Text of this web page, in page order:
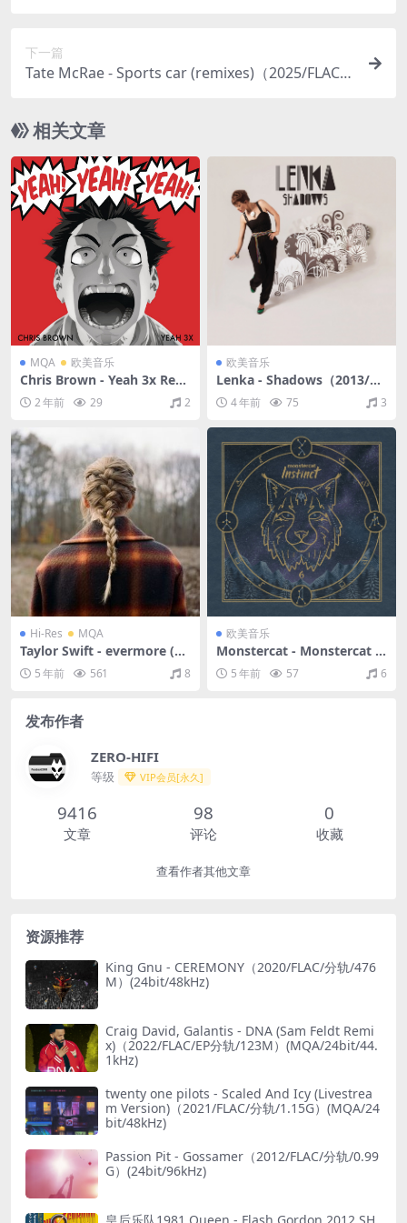
下一篇
Tate McRae - Sports car (remixes)（2025/FLAC/E
相关文章
MQA 欧美音乐
Chris Brown - Yeah 3x Rem
ixes（2011/FLAC/分轨/462
M）(MQA/16bit/44.1kHz)
2 年前 29 2
欧美音乐
Lenka - Shadows（2013/FL
AC/分轨/234M）
4 年前 75 3
Hi-Res MQA
Taylor Swift - evermore (de
luxe version)（2020/FLAC/
分轨/763M）(MQA/24bit/4
5 年前 561 8
欧美音乐
Monstercat - Monstercat I
nstinct Vol. 6（2020/FLAC/
分轨/943M）
5 年前 57 6
发布作者
ZERO-HIFI
等级 VIP会员[永久]
9416
文章
98
评论
0
收藏
查看作者其他文章
资源推荐
King Gnu - CEREMONY（2020/FLAC/分轨/476
M）(24bit/48kHz)
Craig David, Galantis - DNA (Sam Feldt Remi
x)（2022/FLAC/EP分轨/123M）(MQA/24bit/44.
1kHz)
twenty one pilots - Scaled And Icy (Livestrea
m Version)（2021/FLAC/分轨/1.15G）(MQA/24
bit/48kHz)
Passion Pit - Gossamer（2012/FLAC/分轨/0.99
G）(24bit/96kHz)
皇后乐队1981 Queen - Flash Gordon 2012 SH